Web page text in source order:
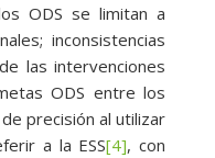
ODS se limitan a
inconsistencias
las intervenciones
ODS entre los
precisión al utilizar
a la ESS[4], con